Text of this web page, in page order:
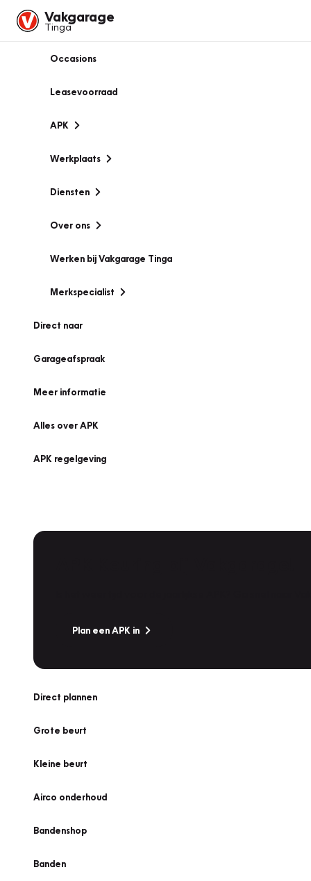
Vakgarage
Tinga
Occasions
Leasevoorraad
APK
Werkplaats
Diensten
Over ons
Werken bij Vakgarage Tinga
Merkspecialist
Direct naar
Garageafspraak
Meer informatie
Alles over APK
APK regelgeving
Plan een APK in
Direct plannen
Grote beurt
Kleine beurt
Airco onderhoud
Bandenshop
Banden